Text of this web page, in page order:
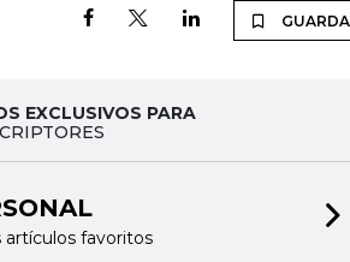
EXCLUSIVOS PARA
artículos favoritos